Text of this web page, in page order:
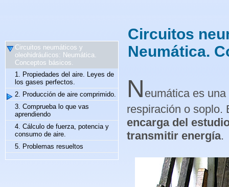
Circuitos neumáticos y
oleohidráulicos: Neumática.
Conceptos básicos.
1. Propiedades del aire. Leyes de
los gases perfectos.
2. Producción de aire comprimido.
3. Comprueba lo que vas
aprendiendo
4. Cálculo de fuerza, potencia y
consumo de aire.
5. Problemas resueltos
Circuitos
Neumática.
N eumática es
respiración o soplo.
encarga del
transmitir energía.